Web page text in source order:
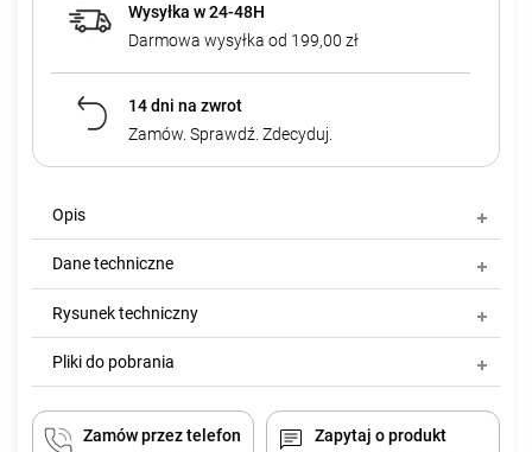
Wysyłka w 24-48H
Darmowa wysyłka od 199,00 zł
14 dni na zwrot
Zamów. Sprawdź. Zdecyduj.
Opis
Dane techniczne
Rysunek techniczny
Pliki do pobrania
Zamów przez telefon
Zapytaj o produkt